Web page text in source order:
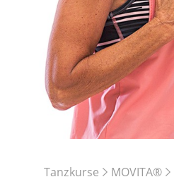
Tanzkurse MOVITA®